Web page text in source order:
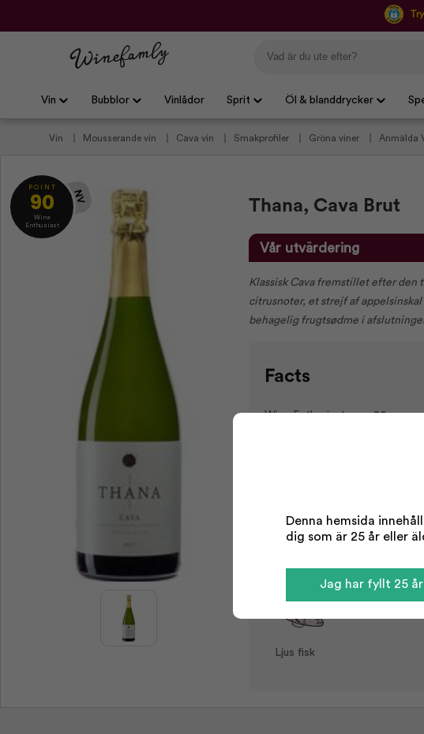
Vin Bubblor Vinlådor Sprit Öl & blanddrycker
Vin Mousserande vin Cava vin Smakprofiler Gröna viner Anmälda
P O I N T
90
Wine
Enthusiast
NV Thana, Cava Brut
Vår utvärdering
Klassisk Cava fremstillet efter den
citrusnoter, et strejf af
behagelig frugtsødme i
Facts
Wine Enthusiast
90
Odling:
Ljus fisk
Denna hemsida
dig som är 25 år eller
Jag har fyllt 25 år